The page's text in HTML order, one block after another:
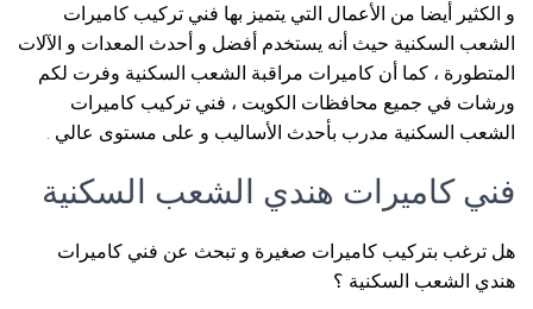
و الكثير أيضا من الأعمال التي يتميز بها فني تركيب كاميرات
الشعب السكنية حيث أنه يستخدم أفضل و أحدث المعدات و الآلات
المتطورة ، كما أن كاميرات مراقبة الشعب السكنية وفرت لكم
ورشات في جميع محافظات الكويت ، فني تركيب كاميرات
الشعب السكنية مدرب بأحدث الأساليب و على مستوى عالي .
فني كاميرات هندي الشعب السكنية
هل ترغب بتركيب كاميرات صغيرة و تبحث عن فني كاميرات
هندي الشعب السكنية ؟